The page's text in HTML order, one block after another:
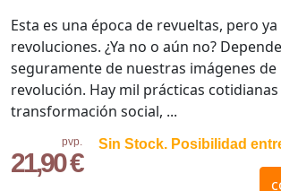
pvp.
21,90 €
Sin Stock. Posibilidad
Esta es una época de revueltas, pero
revoluciones. ¿Ya no o aún no?
seguramente de nuestras imágenes de
revolución. Hay mil prácticas
transformación social, ...